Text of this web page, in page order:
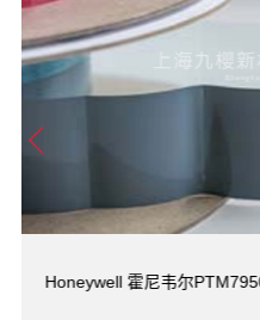
Honeywell 霍尼韦尔